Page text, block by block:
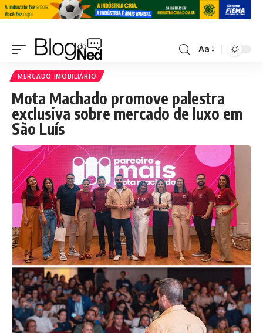
Aa
MERCADO IMOBILIÁRIO
Mota Machado promove palestra
exclusiva sobre mercado de luxo em
São Luís